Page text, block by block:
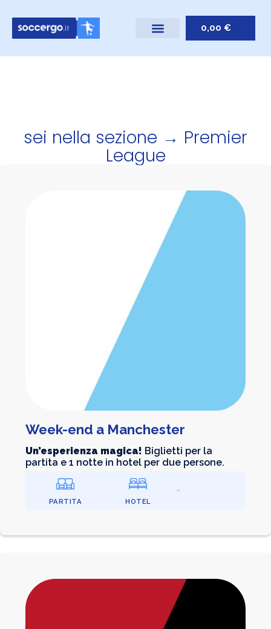
0,00€
sei nella sezione → Premier
League
Week-end a Manchester
Un’esperienza magica! Biglietti per la
partita e 1 notte in hotel per due persone.
PARTITA HOTEL